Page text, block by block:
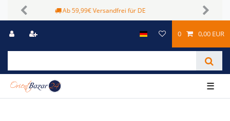
Sichere Zahlungsmöglichkeiten
Previous Next
0 0,00 EUR
☰